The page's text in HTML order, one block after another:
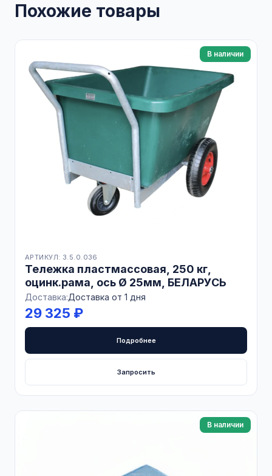
Похожие товары
В наличии
АРТИКУЛ: 3.5.0.036
Тележка пластмассовая, 250 кг,
оцинк.рама, ось Ø 25мм, БЕЛАРУСЬ
Доставка:Доставка от 1 дня
29 325 ₽
Подробнее
Запросить
В наличии